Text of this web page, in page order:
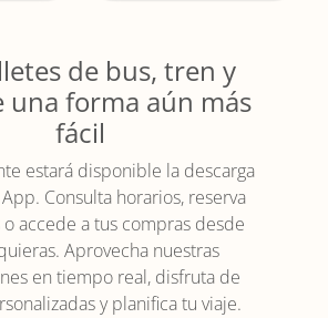
de bus, tren y
una forma aún más
fácil
estará disponible la descarga
Consulta horarios, reserva
accede a tus compras desde
Aprovecha nuestras
en tiempo real, disfruta de
y planifica tu viaje.